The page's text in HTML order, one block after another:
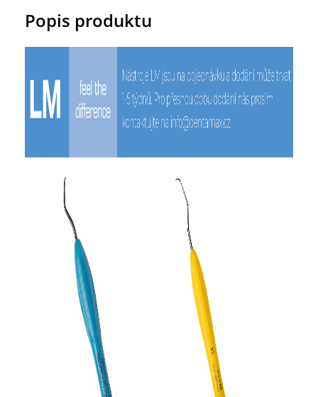
Popis produktu